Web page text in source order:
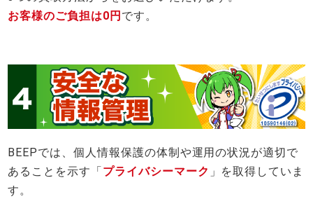
お客様のご負担は0円 です。
BEEPでは、個人情報保護の体制や運用の状況が適切で
あることを示す「 プライバシーマーク 」を取得していま
す。